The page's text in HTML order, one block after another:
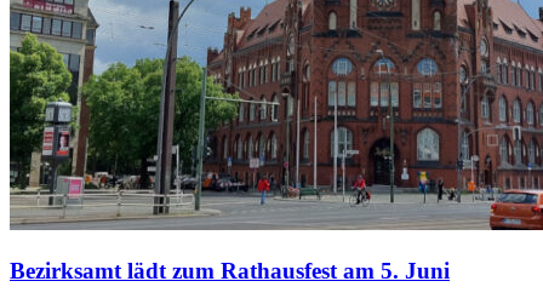
Bezirksamt lädt zum Rathausfest am 5. Juni